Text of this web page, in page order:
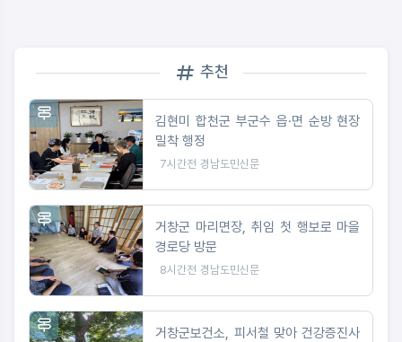
추천
김현미 합천군 부군수 읍·면 순방 현장
밀착 행정
7시간전 경남도민신문
거창군 마리면장, 취임 첫 행보로 마을
경로당 방문
8시간전 경남도민신문
거창군보건소, 피서철 맞아 건강증진사